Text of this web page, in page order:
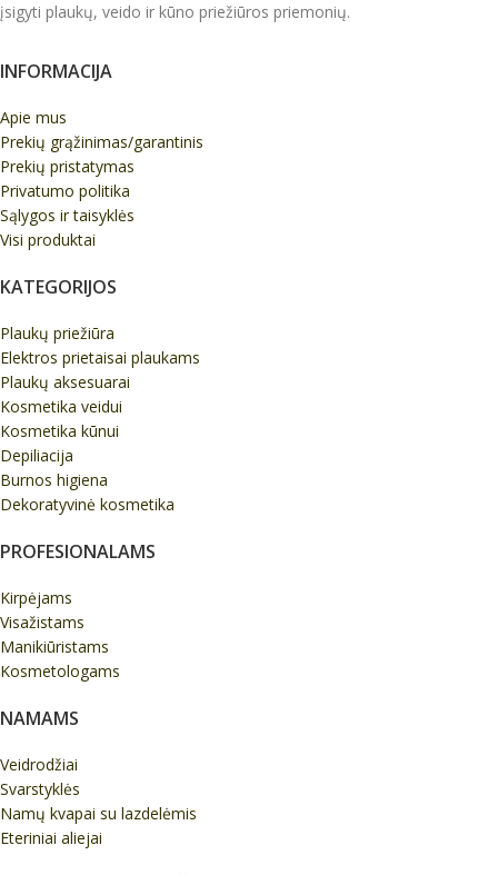
įsigyti plaukų, veido ir kūno priežiūros priemonių.
INFORMACIJA
Apie mus
Prekių grąžinimas/garantinis
Prekių pristatymas
Privatumo politika
Sąlygos ir taisyklės
Visi produktai
KATEGORIJOS
Plaukų priežiūra
Elektros prietaisai plaukams
Plaukų aksesuarai
Kosmetika veidui
Kosmetika kūnui
Depiliacija
Burnos higiena
Dekoratyvinė kosmetika
PROFESIONALAMS
Kirpėjams
Visažistams
Manikiūristams
Kosmetologams
NAMAMS
Veidrodžiai
Svarstyklės
Namų kvapai su lazdelėmis
Eteriniai aliejai